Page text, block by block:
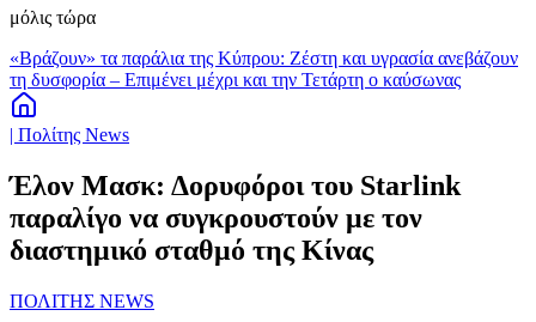
μόλις τώρα
«Βράζουν» τα παράλια της Κύπρου: Ζέστη και υγρασία ανεβάζουν
τη δυσφορία – Επιμένει μέχρι και την Τετάρτη ο καύσωνας
| Πολίτης News
Έλον Μασκ: Δορυφόροι του Starlink
παραλίγο να συγκρουστούν με τον
διαστημικό σταθμό της Κίνας
ΠΟΛΙΤΗΣ NEWS